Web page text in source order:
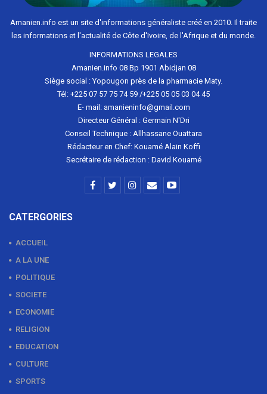
Amanien.info est un site d'informations généraliste créé en 2010. Il traite
les informations et l'actualité de Côte d'Ivoire, de l'Afrique et du monde.
INFORMATIONS LEGALES
Amanien.info 08 Bp 1901 Abidjan 08
Siège social : Yopougon près de la pharmacie Maty.
Tél: +225 07 57 75 74 59 /+225 05 05 03 04 45
E- mail: amanieninfo@gmail.com
Directeur Général : Germain N'Dri
Conseil Technique : Allhassane Ouattara
Rédacteur en Chef: Kouamé Alain Koffi
Secrétaire de rédaction : David Kouamé
CATERGORIES
ACCUEIL
A LA UNE
POLITIQUE
SOCIETE
ECONOMIE
RELIGION
EDUCATION
CULTURE
SPORTS